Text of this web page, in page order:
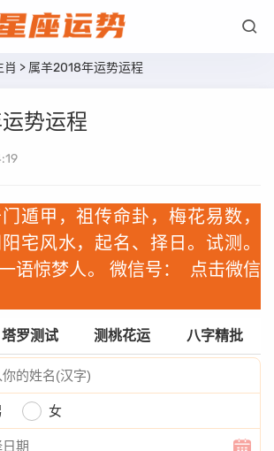
肖 > 属羊2018年运势运程
势运程
遁甲，祖传命卦，梅花易数，
宅风水，起名、择日。试测。
语惊梦人。 微信号：
点击微信
塔罗测试 测桃花运 八字精批
女